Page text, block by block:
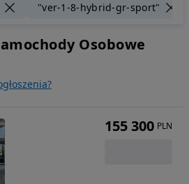
"ver-1-8-hybrid-gr-sport"
Osobowe
155 300 PLN